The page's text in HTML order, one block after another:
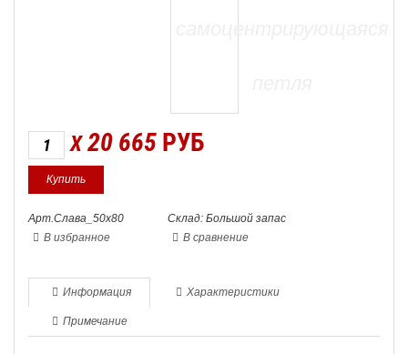
X 20 665 РУБ
Арт.Слава_50х80
Склад: Большой запас
В избранное
В сравнение
Информация Характеристики
Примечание